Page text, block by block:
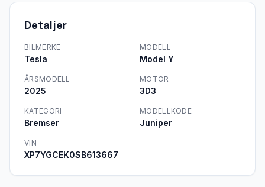
Detaljer
BILMERKE
Tesla
MODELL
Model Y
ÅRSMODELL
2025
MOTOR
3D3
KATEGORI
Bremser
MODELLKODE
Juniper
VIN
XP7YGCEK0SB613667